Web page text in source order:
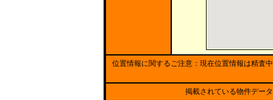
位置情報に関するご注意：現在位置情報は精査
掲載されている物件デー